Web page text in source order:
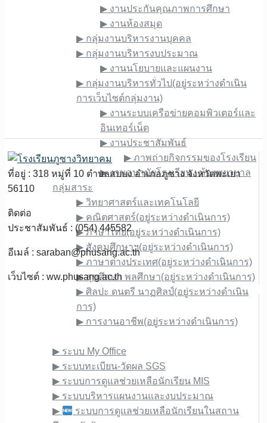
▶︎ งานประกันคุณภาพการศึกษา
▶︎ งานห้องสมุด
▶︎ กลุ่มงานบริหารงานบุคคล
▶︎ กลุ่มงานบริหารงบประมาณ
▶︎ งานนโยบายและแผนงาน
▶︎ กลุ่มงานบริหารทั่วไป(อยู่ระหว่างดำเนิน
การเว็บไซต์กลุ่มงาน)
▶︎ งานระบบเครือข่ายคอมพิวเตอร์และ
อินเทอร์เน็ต
▶︎ งานประชาสัมพันธ์
▶︎ ภาพถ่ายกิจกรรมของโรงเรียน
▶︎ งานอนามัยโรงเรียน : ห้องพยาบาล
กลุ่มสาระ
▶︎ วิทยาศาสตร์และเทคโนโลยี
▶︎ คณิตศาสตร์(อยู่ระหว่างดำเนินการ)
▶︎ ภาษาไทย(อยู่ระหว่างดำเนินการ)
▶︎ สังคมศึกษาฯ(อยู่ระหว่างดำเนินการ)
▶︎ ภาษาต่างประเทศ(อยู่ระหว่างดำเนินการ)
▶︎ สุขศึกษา พลศึกษา(อยู่ระหว่างดำเนินการ)
▶︎ ศิลปะ ดนตรี นาฏศิลป์(อยู่ระหว่างดำเนิน
การ)
▶︎ การงานอาชีพ(อยู่ระหว่างดำเนินการ)
▶︎ ระบบ My Office
▶︎ ระบบทะเบียน-วัดผล SGS
▶︎ ระบบการดูแลช่วยเหลือนักเรียน MIS
▶︎ ระบบบริหารแผนงานและงบประมาณ
▶︎
ระบบการดูแลช่วยเหลือนักเรียนในสถาน
ที่อยู่ : 318 หมู่ที่ 10 ตำบลสบบง อำเภอภูซาง จังหวัดพะเยา
56110
ติดต่อ
ประชาสัมพันธ์ : (054) 445582
อีเมล์ : saraban@phusang.ac.th
เว็บไซต์ : ww.phusang.ac.th